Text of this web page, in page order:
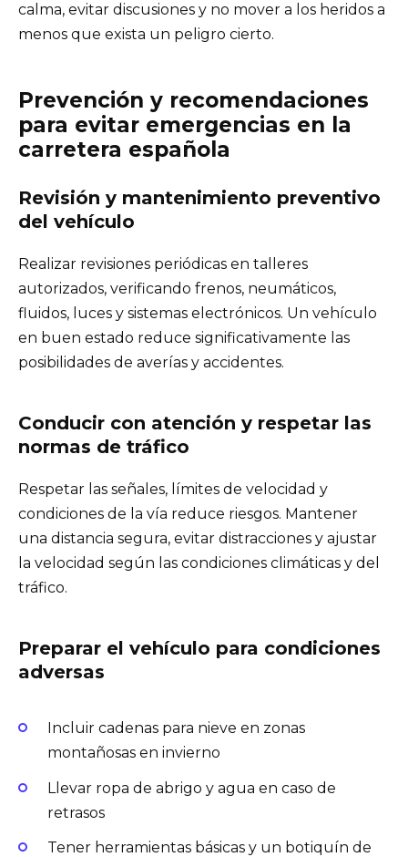
calma, evitar discusiones y no mover a los heridos a
menos que exista un peligro cierto.
Prevención y recomendaciones
para evitar emergencias en la
carretera española
Revisión y mantenimiento preventivo
del vehículo
Realizar revisiones periódicas en talleres
autorizados, verificando frenos, neumáticos,
fluidos, luces y sistemas electrónicos. Un vehículo
en buen estado reduce significativamente las
posibilidades de averías y accidentes.
Conducir con atención y respetar las
normas de tráfico
Respetar las señales, límites de velocidad y
condiciones de la vía reduce riesgos. Mantener
una distancia segura, evitar distracciones y ajustar
la velocidad según las condiciones climáticas y del
tráfico.
Preparar el vehículo para condiciones
adversas
Incluir cadenas para nieve en zonas
montañosas en invierno
Llevar ropa de abrigo y agua en caso de
retrasos
Tener herramientas básicas y un botiquín de